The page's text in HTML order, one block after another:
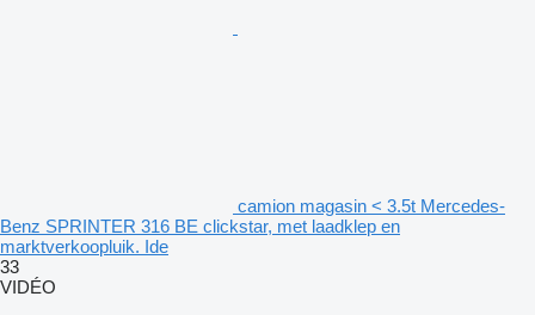
camion magasin < 3.5t Mercedes-
Benz SPRINTER 316 BE clickstar, met laadklep en
marktverkoopluik. Ide
33
VIDÉO